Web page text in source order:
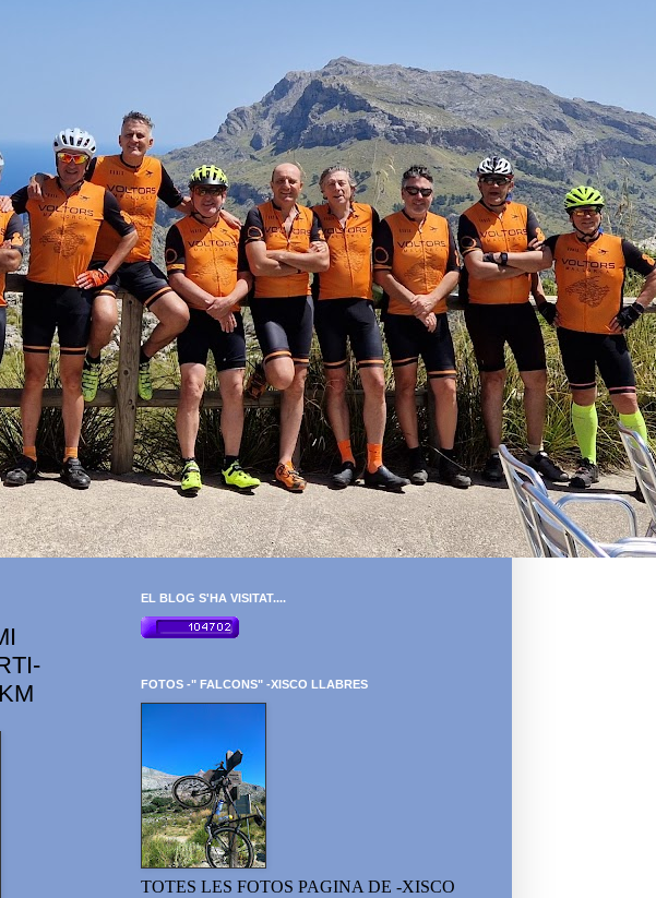
EL BLOG S'HA VISITAT....
FOTOS -" FALCONS" -XISCO LLABRES
TOTES LES FOTOS PAGINA DE -XISCO